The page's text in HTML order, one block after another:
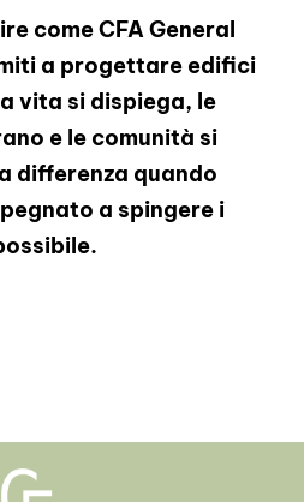
come CFA General
a progettare edifici
vita si dispiega, le
e le comunità si
differenza quando
a spingere i